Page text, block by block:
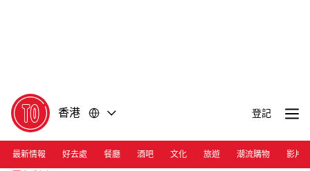
香港 登記
最新情報 好去處 餐廳 酒吧 文化 旅遊 潮流購物 影片